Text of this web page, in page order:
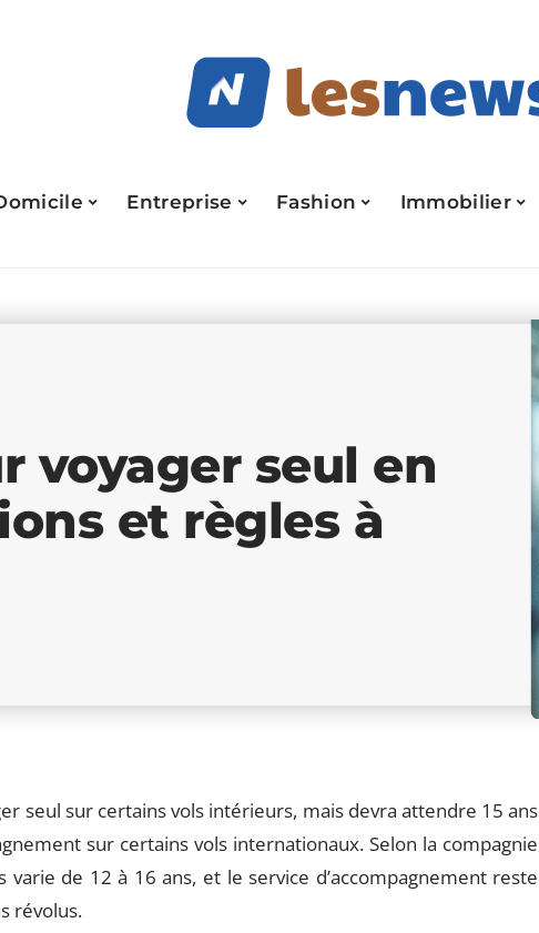
Entreprise Fashion Immobilier
voyager seul en
et règles à
seul sur certains vols intérieurs, mais devra attendre 15 ans
sur certains vols internationaux. Selon la compagnie
varie de 12 à 16 ans, et le service d’accompagnement reste
révolus.